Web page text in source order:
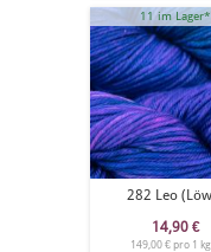
11 im Lager*
282 Leo
14,90 €
149,00 € pro 1 kg